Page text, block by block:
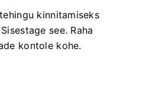
kinnitamiseks
see. Raha
kontole kohe.